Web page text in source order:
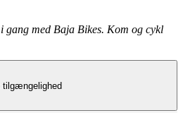
gang med Baja Bikes. Kom og cykl
tilgængelighed